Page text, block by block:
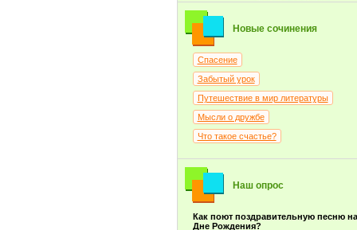
Новые сочинения
Спасение
Забытый урок
Путешествие в мир литературы
Мысли о дружбе
Что такое счастье?
Наш опрос
Как поют поздравительную песню
Дне Рождения?